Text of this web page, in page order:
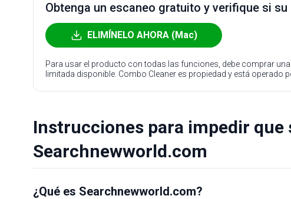
Obtenga un escaneo gratuito y verifique si
ELIMÍNELO AHORA (Mac)
Para usar el producto con todas las funciones, debe comprar
limitada disponible. Combo Cleaner es propiedad y está operado
Instrucciones para impedir
Searchnewworld.com
¿Qué es Searchnewworld.com?